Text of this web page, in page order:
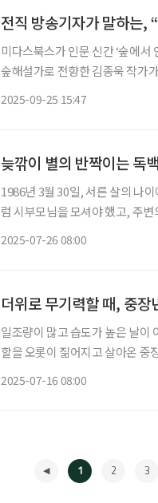
전직 방송기자가 말하는,
미다스북스가 인문 신간 ‘숲에
숲해설가로 전향한 김종욱 작가
2025-09-25 15:47
늦깎이 별의 반짝이는 독백
1986년 3월 30일, 서른 살의 나
럼 시부모님을 모셔야 했고, 주
2025-07-26 08:00
더위로 무기력할 때, 중
일조량이 많고 습도가 높은 날이
할을 오롯이 짊어지고 살아온 중
2025-07-16 08:00
1 2 3